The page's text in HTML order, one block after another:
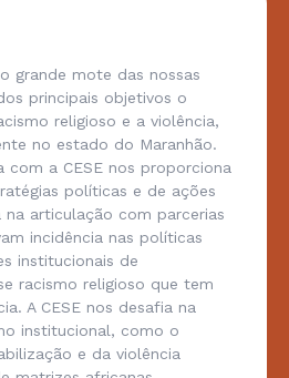
grande mote das nossas
principais objetivos o
religioso e a violência,
no estado do Maranhão.
com a CESE nos proporciona
políticas e de ações
na articulação com parcerias
incidência nas políticas
institucionais de
racismo religioso que tem
A CESE nos desafia na
institucional, como o
e da violência